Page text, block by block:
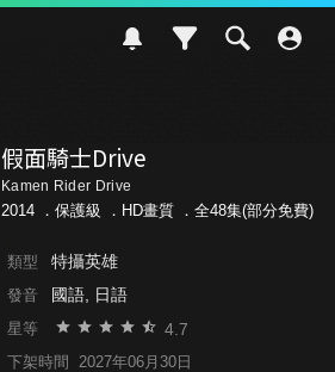
假面騎士Drive
Kamen Rider Drive
2014 ． 保護級 ．HD畫質 ．全48集(部分免費)
類型 特攝英雄
發音 國語, 日語
星等 4.7
下架時間 2027年06月30日